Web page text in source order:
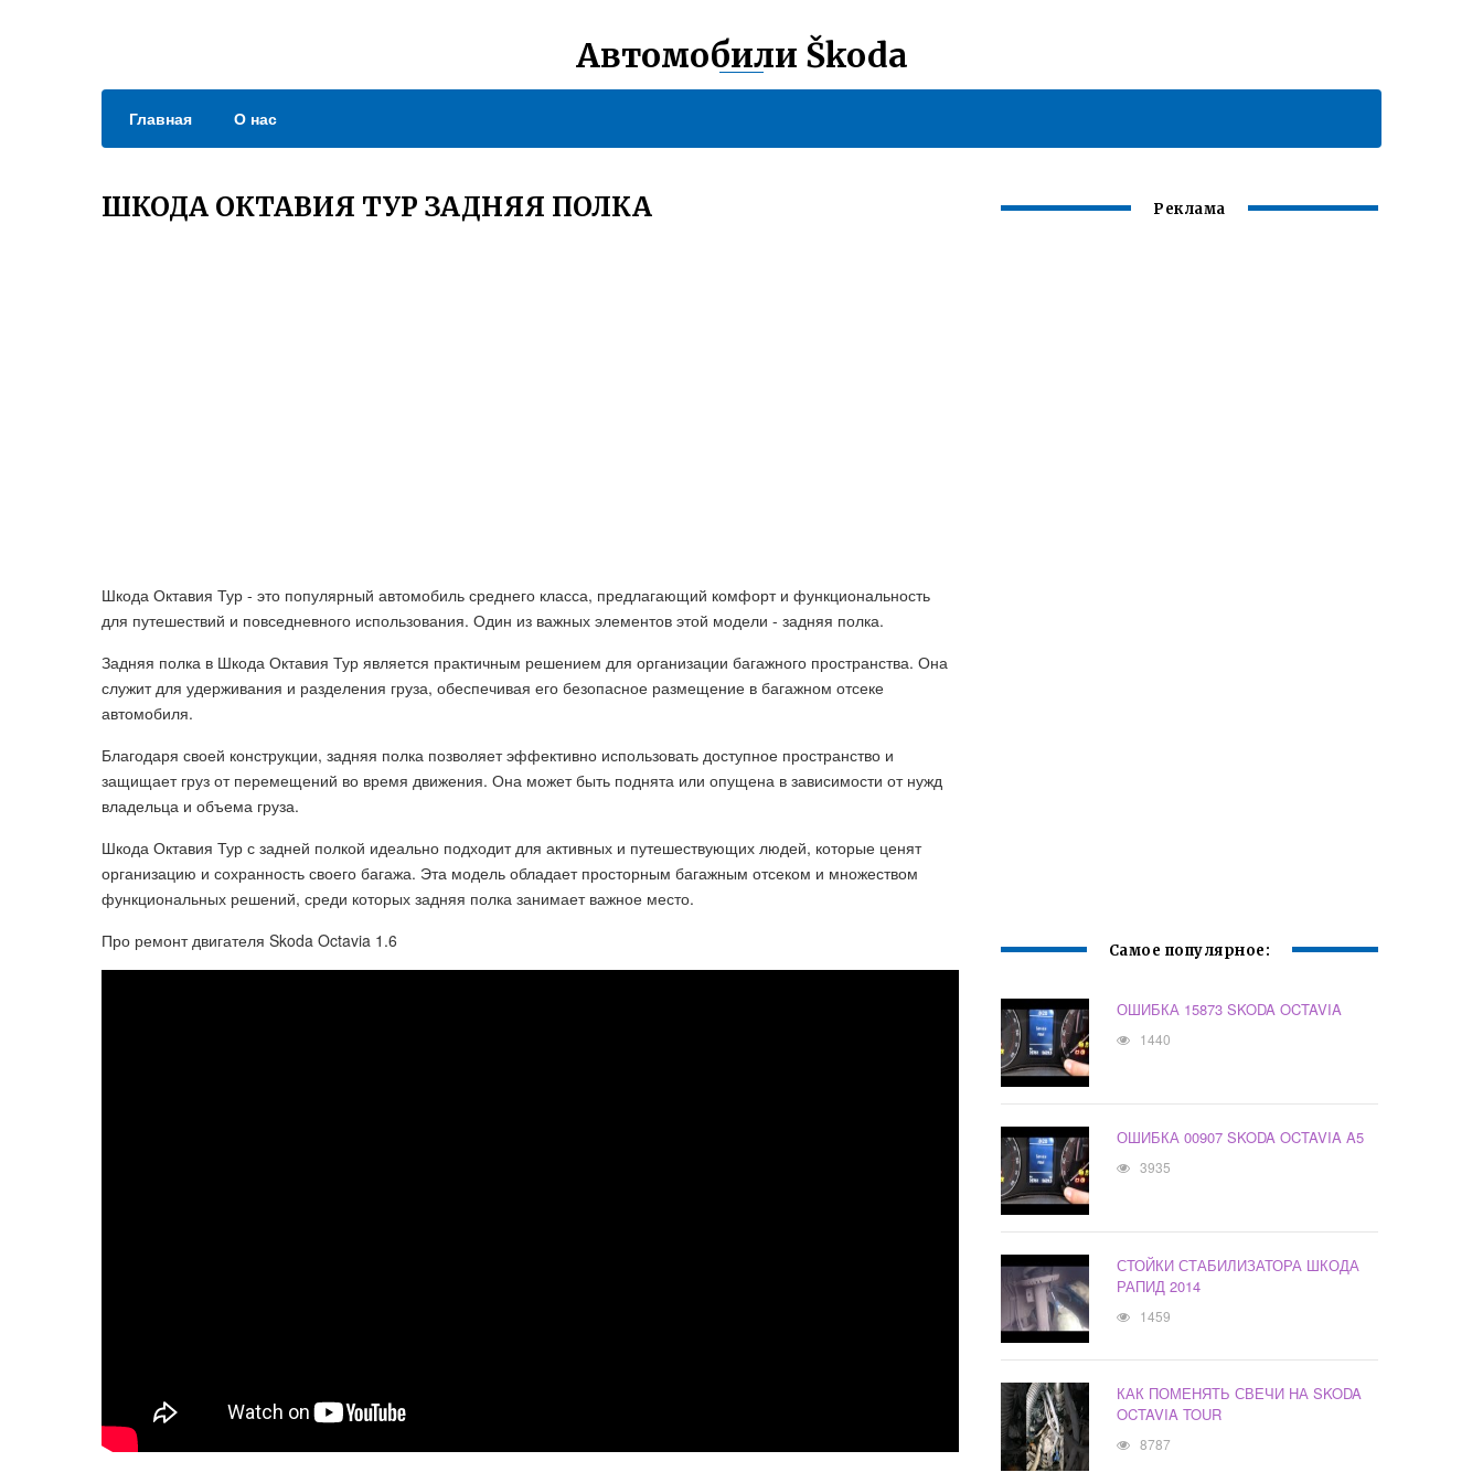
Автомобили Škoda
Главная О нас
ШКОДА ОКТАВИЯ ТУР ЗАДНЯЯ ПОЛКА
Шкода Октавия Тур - это популярный автомобиль среднего класса, предлагающий комфорт и функциональность
для путешествий и повседневного использования. Один из важных элементов этой модели - задняя полка.
Задняя полка в Шкода Октавия Тур является практичным решением для организации багажного пространства. Она
служит для удерживания и разделения груза, обеспечивая его безопасное размещение в багажном отсеке
автомобиля.
Благодаря своей конструкции, задняя полка позволяет эффективно использовать доступное пространство и
защищает груз от перемещений во время движения. Она может быть поднята или опущена в зависимости от нужд
владельца и объема груза.
Шкода Октавия Тур с задней полкой идеально подходит для активных и путешествующих людей, которые ценят
организацию и сохранность своего багажа. Эта модель обладает просторным багажным отсеком и множеством
функциональных решений, среди которых задняя полка занимает важное место.
Про ремонт двигателя Skoda Octavia 1.6
Реклама
Самое популярное:
ОШИБКА 15873 SKODA OCTAVIA
1440
ОШИБКА 00907 SKODA OCTAVIA A5
3935
СТОЙКИ СТАБИЛИЗАТОРА ШКОДА
РАПИД 2014
1459
КАК ПОМЕНЯТЬ СВЕЧИ НА SKODA
OCTAVIA TOUR
8787